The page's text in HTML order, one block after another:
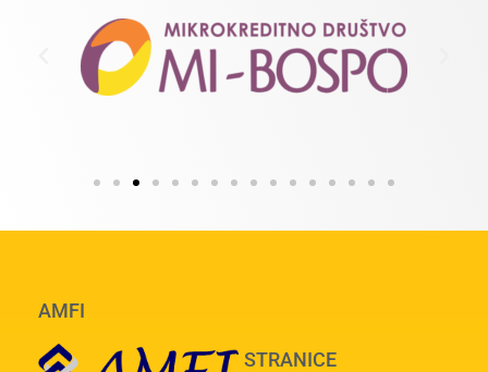
AMFI
STRANICE